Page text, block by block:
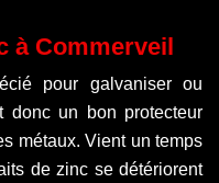
à Commerveil
pour galvaniser ou
donc un bon protecteur
métaux. Vient un temps
de zinc se détériorent